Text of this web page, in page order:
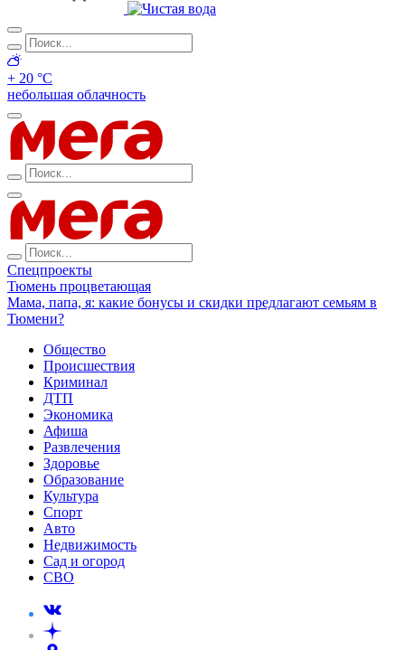
+ 20 °С
небольшая облачность
Спецпроекты
Тюмень процветающая
Мама, папа, я: какие бонусы и скидки предлагают семьям в
Тюмени?
Общество
Происшествия
Криминал
ДТП
Экономика
Афиша
Развлечения
Здоровье
Образование
Культура
Спорт
Авто
Недвижимость
Сад и огород
СВО